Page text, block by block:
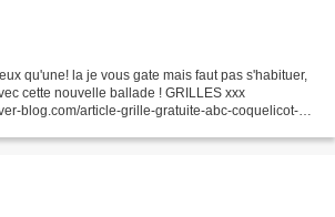
qu'une! la je vous gate mais faut pas s'habituer,
cette nouvelle ballade ! GRILLES xxx
blog.com/article-grille-gratuite-abc-coquelicot-c-